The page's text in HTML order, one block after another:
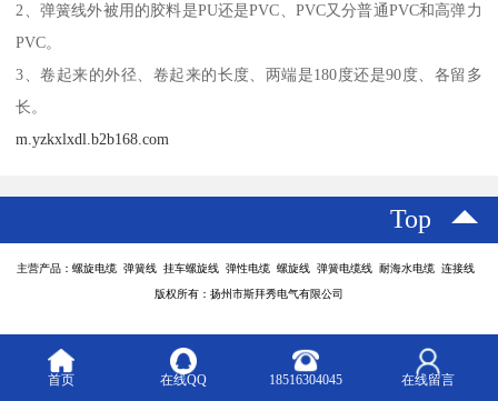
2、弹簧线外被用的胶料是PU还是PVC、PVC又分普通PVC和高弹力
PVC。
3、卷起来的外径、卷起来的长度、两端是180度还是90度、各留多
长。
m.yzkxlxdl.b2b168.com
Top
主营产品：螺旋电缆 弹簧线 挂车螺旋线 弹性电缆 螺旋线 弹簧电缆线 耐海水电缆 连接线
版权所有：扬州市斯拜秀电气有限公司
首页 在线QQ 18516304045 在线留言